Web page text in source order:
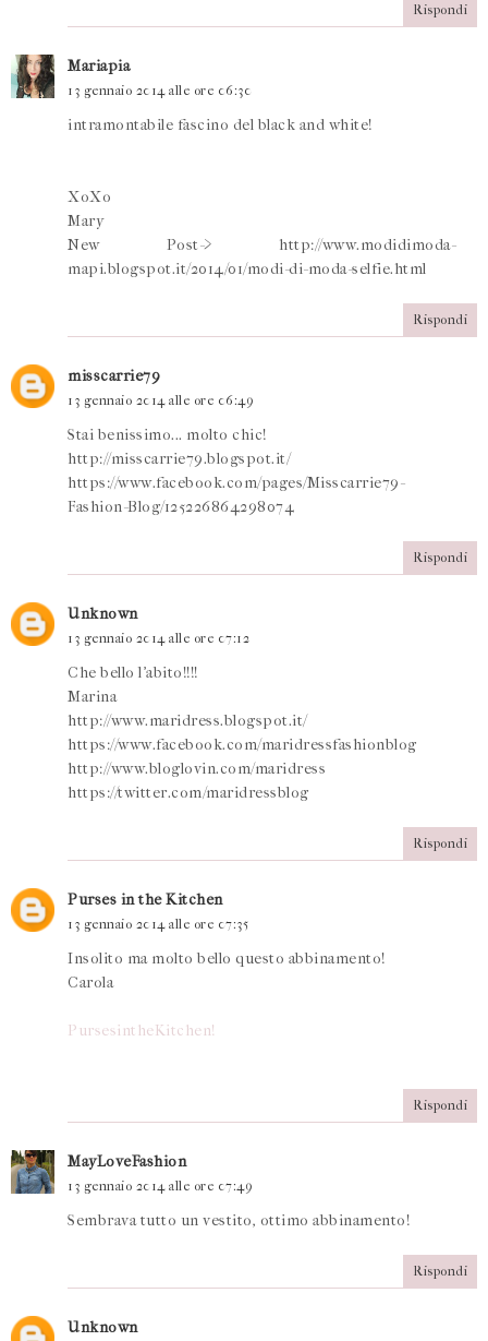
Rispondi
Mariapia
13 gennaio 2014 alle ore 06:30
intramontabile fascino del black and white!
XoXo
Mary
New Post-> http://www.modidimoda-
mapi.blogspot.it/2014/01/modi-di-moda-selfie.html
Rispondi
misscarrie79
13 gennaio 2014 alle ore 06:49
Stai benissimo... molto chic!
http://misscarrie79.blogspot.it/
https://www.facebook.com/pages/Misscarrie79-
Fashion-Blog/125226864298074
Rispondi
Unknown
13 gennaio 2014 alle ore 07:12
Che bello l'abito!!!!
Marina
http://www.maridress.blogspot.it/
https://www.facebook.com/maridressfashionblog
http://www.bloglovin.com/maridress
https://twitter.com/maridressblog
Rispondi
Purses in the Kitchen
13 gennaio 2014 alle ore 07:35
Insolito ma molto bello questo abbinamento!
Carola
PursesintheKitchen!
Rispondi
MayLoveFashion
13 gennaio 2014 alle ore 07:49
Sembrava tutto un vestito, ottimo abbinamento!
Rispondi
Unknown